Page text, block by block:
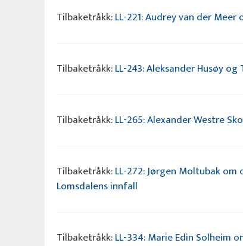
Tilbaketråkk:LL-221: Audrey van der
Tilbaketråkk:LL-243: Aleksander Husøy
Tilbaketråkk:LL-265: Alexander Westre
Tilbaketråkk:LL-272: Jørgen Moltubak
Lomsdalens innfall
Tilbaketråkk:LL-334: Marie Edin Solheim